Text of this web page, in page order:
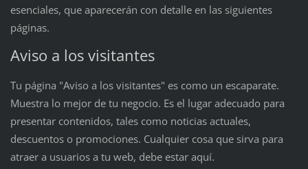
esenciales, que aparecerán con detalle en las siguientes
páginas.
Aviso a los visitantes
Tu página "Aviso a los visitantes" es como un escaparate.
Muestra lo mejor de tu negocio. Es el lugar adecuado para
presentar contenidos, tales como noticias actuales,
descuentos o promociones. Cualquier cosa que sirva para
atraer a usuarios a tu web, debe estar aquí.